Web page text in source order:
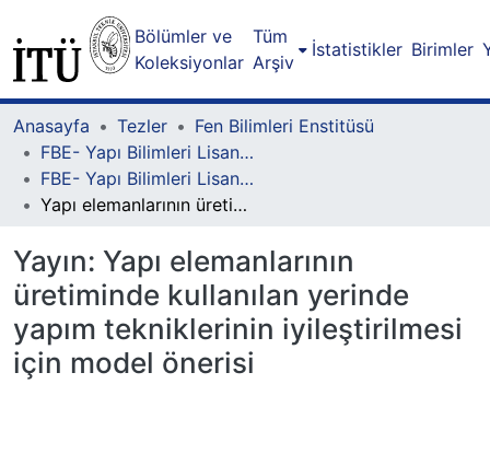
Bölümler ve
Koleksiyonlar
Tüm
Arşiv
İstatistikler Birimler
Anasayfa Tezler
Fen Bilimleri Enstitüsü
FBE- Yapı Bilimleri Lisansüstü Programı
FBE- Yapı Bilimleri Lisansüstü Programı - Doktora
Yapı elemanlarının üretiminde kullanılan yerinde yapım tekniklerinin iyileştirilmesi için model önerisi
Yayın: Yapı elemanlarının
üretiminde kullanılan yerinde
yapım tekniklerinin iyileştirilmesi
için model önerisi